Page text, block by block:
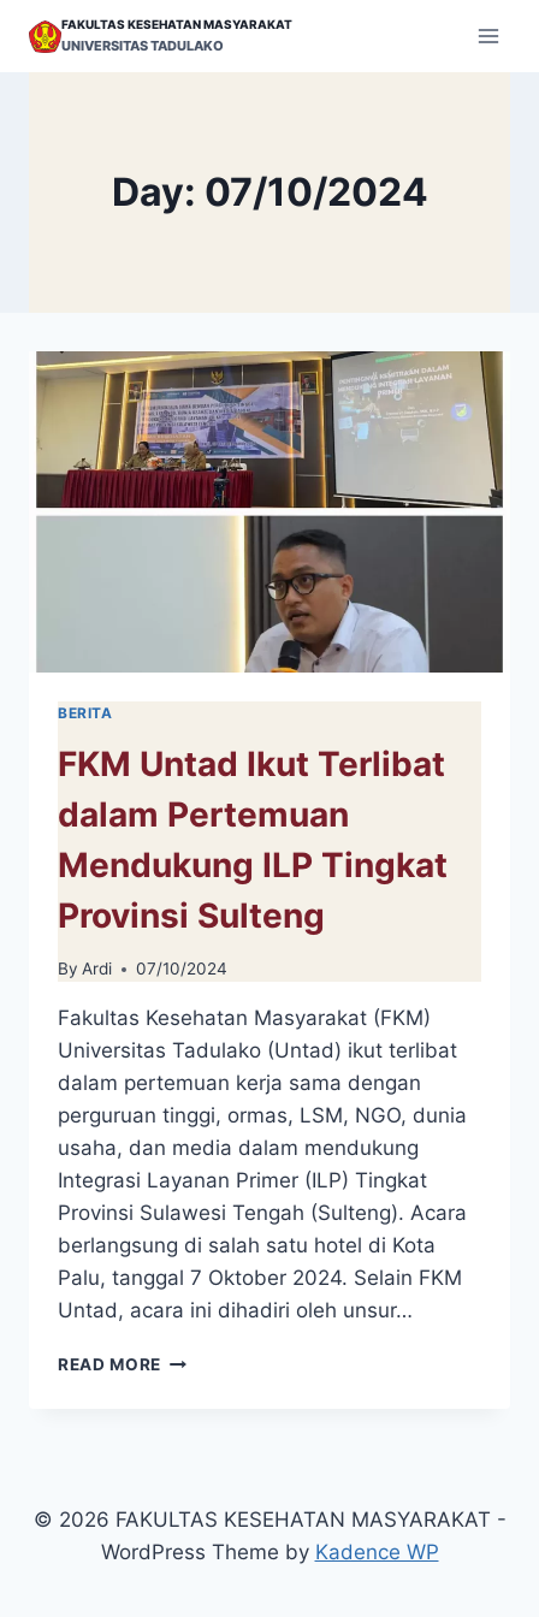
FAKULTAS KESEHATAN MASYARAKAT
UNIVERSITAS TADULAKO
Day: 07/10/2024
BERITA
FKM Untad Ikut Terlibat
dalam Pertemuan
Mendukung ILP Tingkat
Provinsi Sulteng
By Ardi 07/10/2024
Fakultas Kesehatan Masyarakat (FKM)
Universitas Tadulako (Untad) ikut terlibat
dalam pertemuan kerja sama dengan
perguruan tinggi, ormas, LSM, NGO, dunia
usaha, dan media dalam mendukung
Integrasi Layanan Primer (ILP) Tingkat
Provinsi Sulawesi Tengah (Sulteng). Acara
berlangsung di salah satu hotel di Kota
Palu, tanggal 7 Oktober 2024. Selain FKM
Untad, acara ini dihadiri oleh unsur…
READ MORE FKM
MENDUKUNG
TINGKAT
© 2026 FAKULTAS KESEHATAN MASYARAKAT -
WordPress Theme by Kadence WP